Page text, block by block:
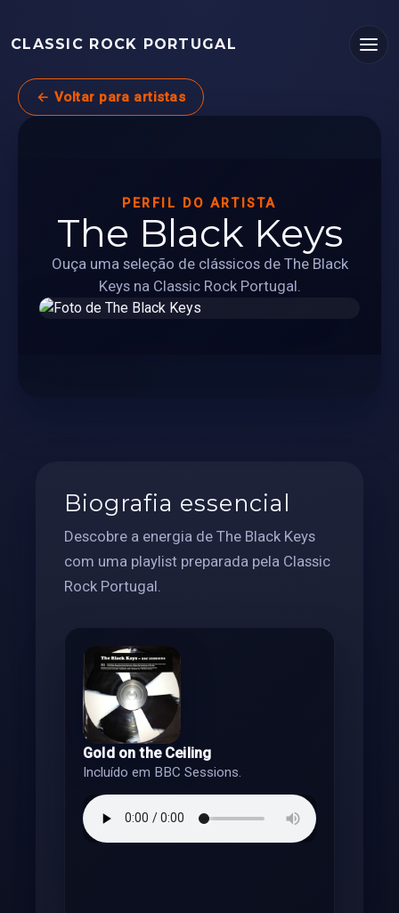
CLASSIC ROCK PORTUGAL
← Voltar para artistas
PERFIL DO ARTISTA
The Black Keys
Ouça uma seleção de clássicos de The Black
Keys na Classic Rock Portugal.
Biografia essencial
Descobre a energia de The Black Keys
com uma playlist preparada pela Classic
Rock Portugal.
Gold on the Ceiling
Incluído em BBC Sessions.